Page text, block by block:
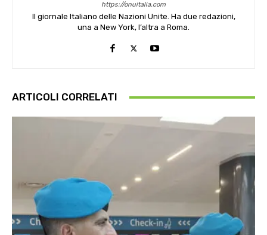
https://onuitalia.com
Il giornale Italiano delle Nazioni Unite. Ha due redazioni,
una a New York, l’altra a Roma.
ARTICOLI CORRELATI